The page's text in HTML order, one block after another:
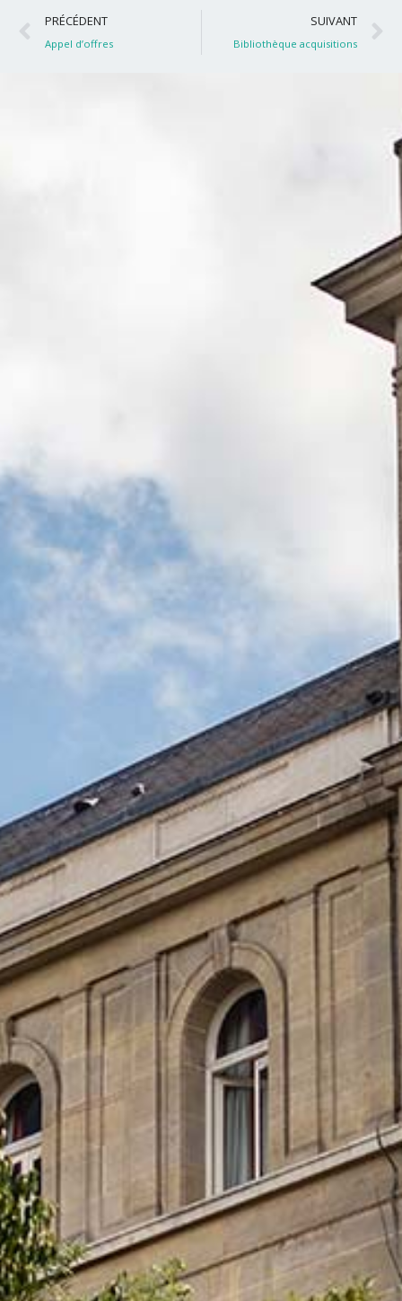
Précédent
PRÉCÉDENT
Appel d’offres
SUIVANT
Bibliothèque acquisitions